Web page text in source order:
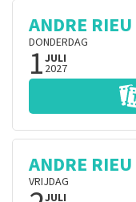
ANDRE RIEU
DONDERDAG
1JULI
2027
ANDRE RIEU
VRIJDAG
JULI